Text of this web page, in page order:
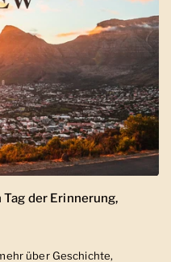
Tag der Erinnerung,
über Geschichte,